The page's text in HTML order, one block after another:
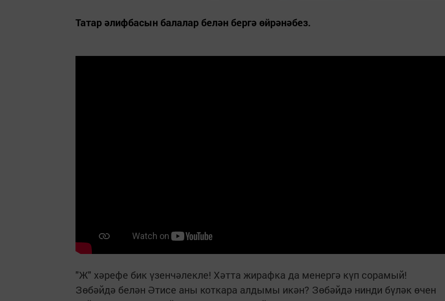
Татар әлифбасын балалар белән бергә өйрәнәбез.
"Ж" хәрефе бик үзенчәлекле! Хәтта жирафка да менергә күп сорамый!
Зөбәйдә белән Әтисе аны коткара алдымы икән? Зөбәйдә нинди бүләк өчен